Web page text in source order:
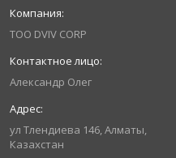
ТОО DVIV CORP
Александр Олег
ул Тлендиева 146, Алматы,
Казахстан